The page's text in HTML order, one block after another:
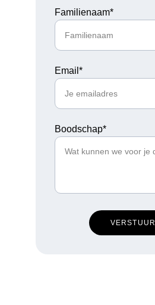
Familienaam*
Email*
Boodschap*
VERSTUUR